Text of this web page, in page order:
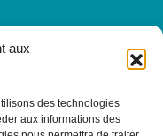
aux
des technologies
aux informations des